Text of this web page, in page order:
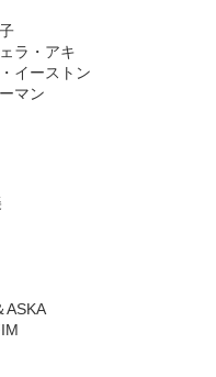
ラ・アキ
イーストン
マン